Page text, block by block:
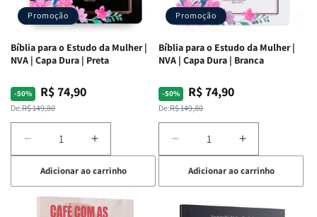
Promoção
Bíblia para o Estudo da Mulher |
NVA | Capa Dura | Preta
-50%
Preço
normal
De:R$ 149,80
Preço
promocional
R$ 74,90
Diminuir
a
quantidade
de
Bíblia
Aumentar
a
quantidade
de
Bíblia
Adicionar ao carrinho
Promoção
Bíblia para o Estudo da Mulher |
NVA | Capa Dura | Branca
-50%
Preço
normal
De:R$ 149,80
Preço
promocional
R$ 74,90
Diminuir
a
quantidade
de
Bíblia
Aumentar
a
quantidade
de
Bíblia
Adicionar ao carrinho